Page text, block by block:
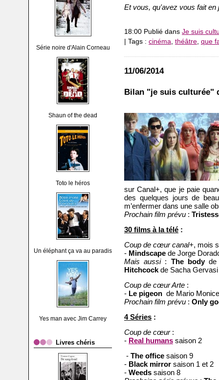
Série noire d'Alain Corneau
Shaun of the dead
Toto le héros
Un éléphant ça va au paradis
Yes man avec Jim Carrey
Livres chéris
Et vous, qu'avez vous fait en
18:00 Publié dans Je suis
| Tags : cinéma, théâtre, que
11/06/2014
Bilan "je suis culturée"
sur Canal+, que je paie
des quelques jours de
m’enfermer dans une salle
Prochain film prévu :
30 films à la télé :
Coup de cœur canal+, mois
- Mindscape de Jorge
Mais aussi: The bodyde
Hitchcock de Sacha Gervasi
Coup de cœur Arte :
- Le pigeon de Mario
Prochain film prévu : Only
4 Séries :
Coup de cœur:
- Real humans saison 2
- The office saison 9
- Black mirror saison 1 et 2
- Weeds saison 8